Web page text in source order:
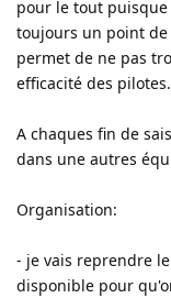
pour le tout
toujours un point de
permet de ne pas
efficacité des pilotes.
A chaques fin de
dans une autres
Organisation:
- je vais reprendre
disponible pour